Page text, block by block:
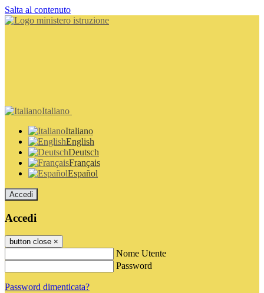
Salta al contenuto
Italiano
Italiano
English
Deutsch
Français
Español
Accedi
Accedi
button close ×
Nome Utente
Password
Password dimenticata?